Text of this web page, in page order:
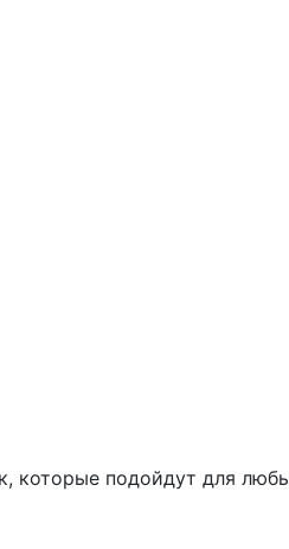
которые подойдут для